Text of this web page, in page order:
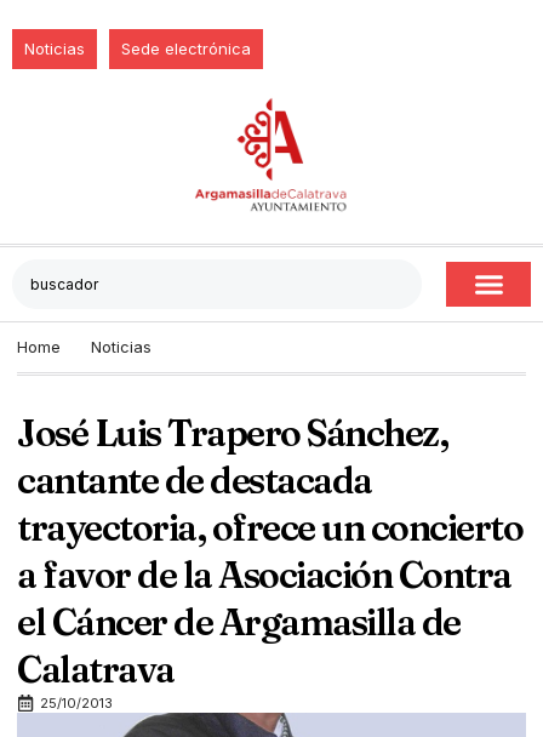
Noticias Sede electrónica
Home Noticias
José Luis Trapero Sánchez,
cantante de destacada
trayectoria, ofrece un concierto
a favor de la Asociación Contra
el Cáncer de Argamasilla de
Calatrava
25/10/2013